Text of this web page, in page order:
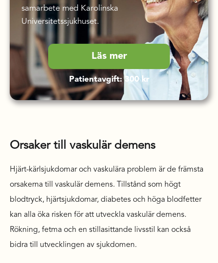
samarbete med Karolinska
Universitetssjukhuset.
Läs mer
Patientavgift: 300 kr
Orsaker till vaskulär demens
Hjärt-kärlsjukdomar och vaskulära problem är de främsta
orsakerna till vaskulär demens. Tillstånd som högt
blodtryck, hjärtsjukdomar, diabetes och höga blodfetter
kan alla öka risken för att utveckla vaskulär demens.
Rökning, fetma och en stillasittande livsstil kan också
bidra till utvecklingen av sjukdomen.